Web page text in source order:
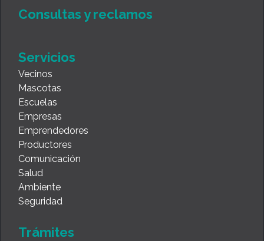
Consultas y reclamos
Servicios
Vecinos
Mascotas
Escuelas
Empresas
Emprendedores
Productores
Comunicación
Salud
Ambiente
Seguridad
Trámites